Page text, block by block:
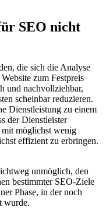
SEO nicht
die sich die Analyse
zum Festpreis
und nachvollziehbar,
scheinbar reduzieren.
Dienstleistung zu einem
der Dienstleister
möglichst wenig
effizient zu erbringen.
unmöglich, den
bestimmter SEO-Ziele
Phase, in der noch
wurde.